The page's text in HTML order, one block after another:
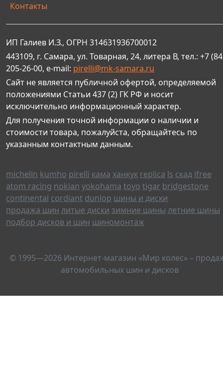
Контакты
ИП Галиев И.З., ОГРН 314631936700012
443109, г. Самара, ул. Товарная, 24, литера В, тел.: +7
205-26-00, e-mail: pirelli@mk-samara.ru
Сайт не является публичной офертой, определяемой
положениями Статьи 437 (2) ГК РФ и носит
исключительно информационный характер.
Для получения точной информации о наличии и
стоимости товара, пожалуйста, обращайтесь по
указанным контактным данным.
michelin kumho pirelli кама ханкук replica ls скад ifree
atom racing nokian yokohama toyo tigar bridgestone
continental cordiant dunlop шины и диски
продажа шин литые диски зимние шины летние шины
подбор дисков и шин шиномонтаж
© 1995—2026 Интернет-магазин «Мир колес» –
автомобильных шин и дисков